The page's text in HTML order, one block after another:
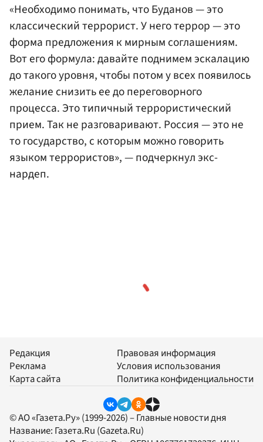
«Необходимо понимать, что Буданов — это
классический террорист. У него террор — это
форма предложения к мирным соглашениям.
Вот его формула: давайте поднимем эскалацию
до такого уровня, чтобы потом у всех появилось
желание снизить ее до переговорного
процесса. Это типичный террористический
прием. Так не разговаривают. Россия — это не
то государство, с которым можно говорить
языком террористов», — подчеркнул экс-
нардеп.
Редакция
Реклама
Карта сайта
Правовая информация
Условия использования
Политика конфиденциальности
© АО «Газета.Ру» (1999-2026) – Главные новости дня
Название: Газета.Ru (Gazeta.Ru)